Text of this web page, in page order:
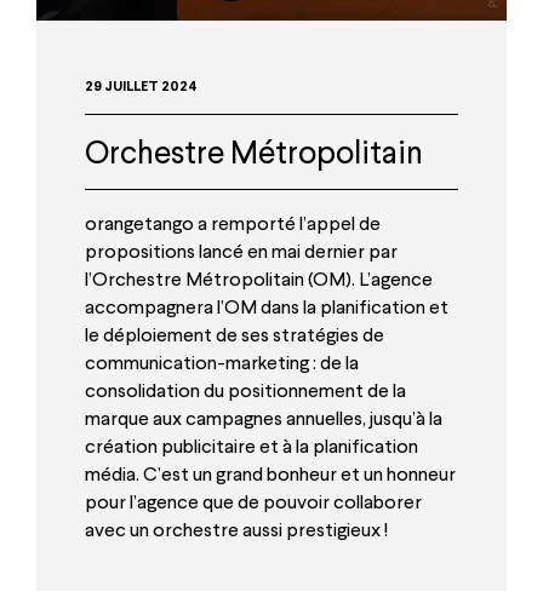
29 JUILLET 2024
Orchestre Métropolitain
orangetango a remporté l’appel de
propositions lancé en mai dernier par
l’Orchestre Métropolitain (OM). L’agence
accompagnera l’OM dans la planification et
le déploiement de ses stratégies de
communication-marketing : de la
consolidation du positionnement de la
marque aux campagnes annuelles, jusqu’à la
création publicitaire et à la planification
média. C’est un grand bonheur et un honneur
pour l’agence que de pouvoir collaborer
avec un orchestre aussi prestigieux !